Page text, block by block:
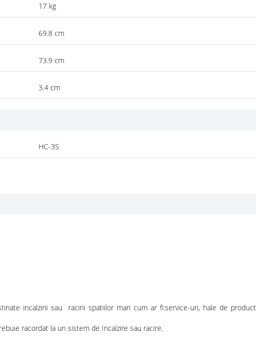
17 kg
69.8 cm
73.9 cm
3.4 cm
HC-3S
incalzirii sau racirii spatiilor mari cum ar fi:service-uri, hale de
racordat la un sistem de Incalzire sau racire.